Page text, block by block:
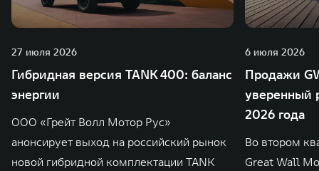
27 июля 2026
Гибридная версия TANK 400: баланс
энергии
ООО «Грейт Волл Мотор Рус»
анонсирует выход на российский рынок
новой гибридной комплектации TANK
6 июля 2026
Продажи
уверенный
2026 года
Во втором
Great Wall